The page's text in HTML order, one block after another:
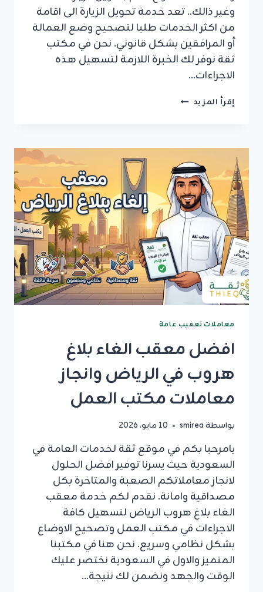
وغير ذالك.. تعد خدمة تحويل الزيارة الى اقامة
من اكثر الخدمات طلبا لتصحيح وضع العمالة
أو المرافقين بشكل قانوني. نحن في مكتب
ثقة نوفر لك الخبرة اللازمة لتسهيل هذه
الاجراءات…
إقرأ المزيد كيفية
بالسعودية
وشروط
تصحيح
الاوضاع
معاملات تعقيب عامة
افضل معقب الغاء بلاغ
هروب في الرياض وانجاز
معاملات مكتب العمل
بواسطةsmirea 10 مايو، 2026
يامرحبا بكم في موقع ثقة لخدمات العامة في
السعودية حيث يسرنا توفير افضل الحلول
لانجاز معاملاتكم الصعبة والمتاخرة بكل
مصداقية وامانة. نقدم لكم خدمة معقب
الغاء بلاغ هروب الرياض لتسهيل كافة
الاجراءات في مكتب العمل وتصحيح الاوضاع
بشكل نظامي وسريع. نحن هنا في مكتبنا
المتميز والاول في السعودية نختصر عليك
الوقت والجهد ونضمن لك نتيجة…